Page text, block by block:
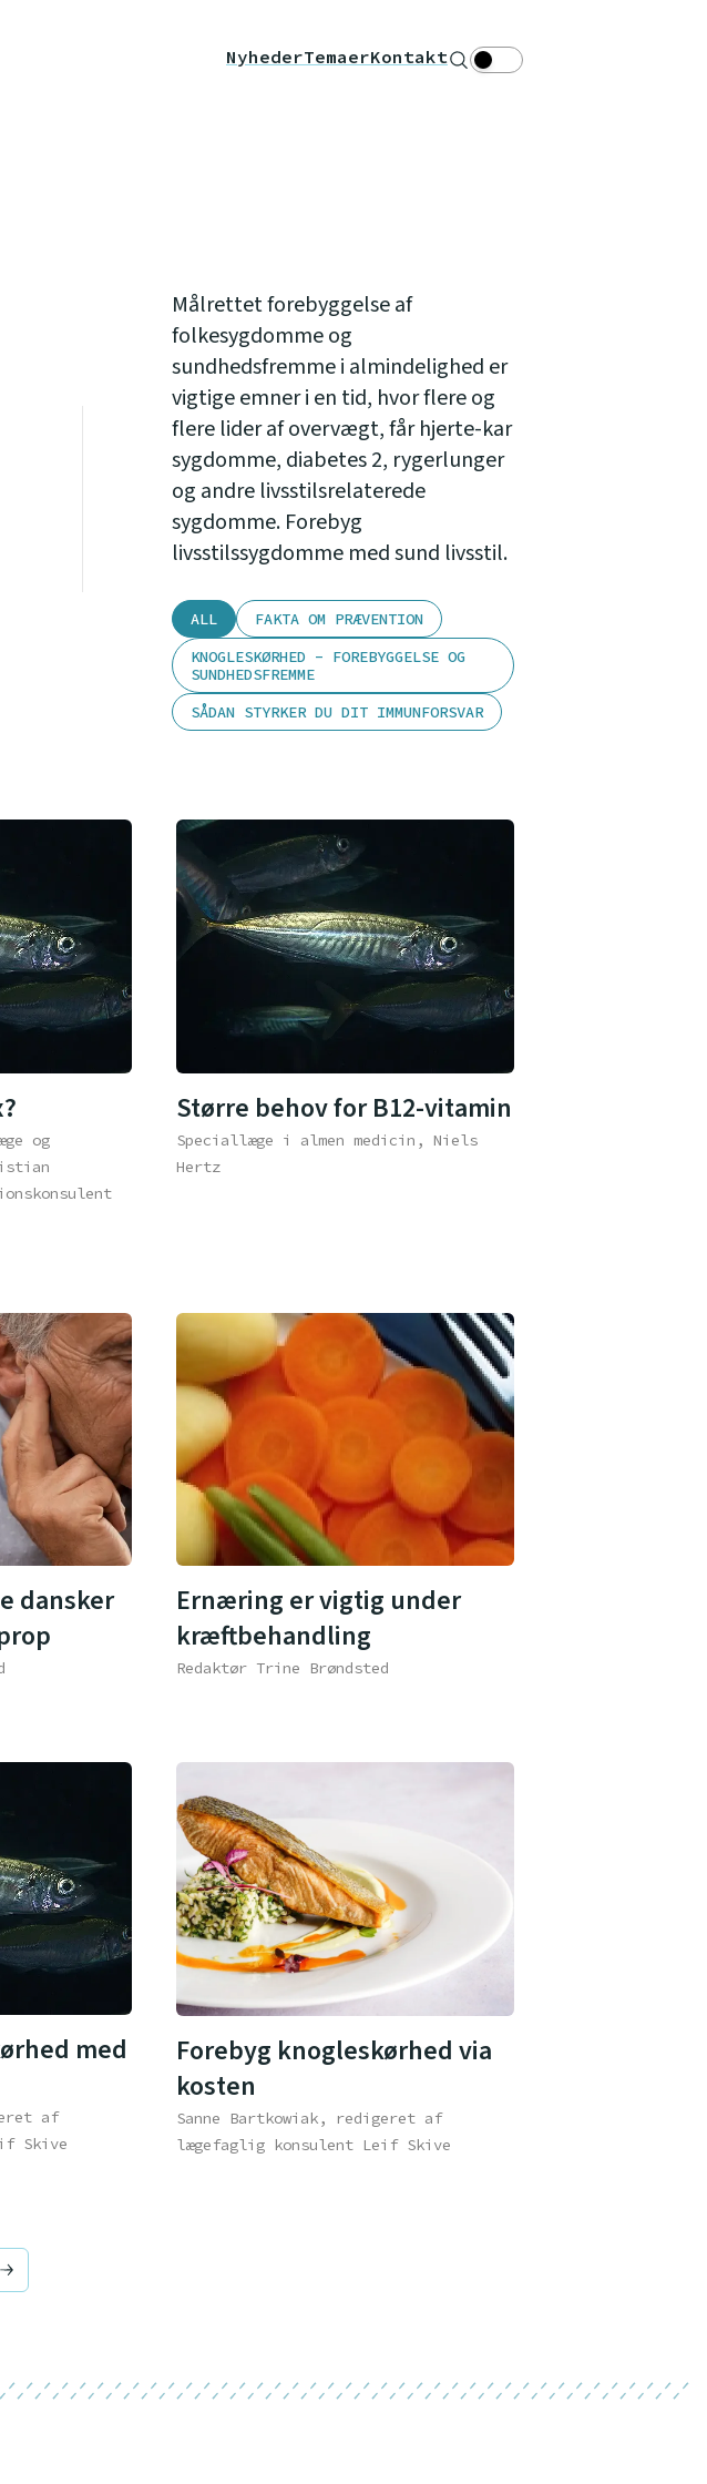
NyhederTemaerKontakt Søg Theme toggle
Målrettet forebyggelse af
folkesygdomme og
sundhedsfremme i almindelighed er
vigtige emner i en tid, hvor flere og
flere lider af overvægt, får hjerte-kar
sygdomme, diabetes 2, rygerlunger
og andre livsstilsrelaterede
sygdomme. Forebyg
livsstilssygdomme med sund livsstil.
ALL
FAKTA OM PRÆVENTION
KNOGLESKØRHED - FOREBYGGELSE OG
SUNDHEDSFREMME
SÅDAN STYRKER DU DIT IMMUNFORSVAR
og
Større behov for B12-vitamin
Speciallæge i almen medicin, Niels
Hertz
dansker
Ernæring er vigtig under
kræftbehandling
Redaktør Trine Brøndsted
med
af
Skive
Forebyg knogleskørhed via
kosten
Sanne Bartkowiak, redigeret af
lægefaglig konsulent Leif Skive
Next page